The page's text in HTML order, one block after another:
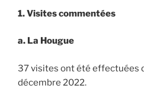
1.Visites commentées
a. La Hougue
37 visites ont été effectuées
décembre 2022.